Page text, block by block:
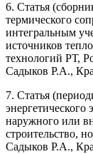
6. Статья
термического
интегральным
источников
технологий РТ,
Садыков Р.А.,
7. Статья
наружного или
строительство,
Садыков Р.А.,